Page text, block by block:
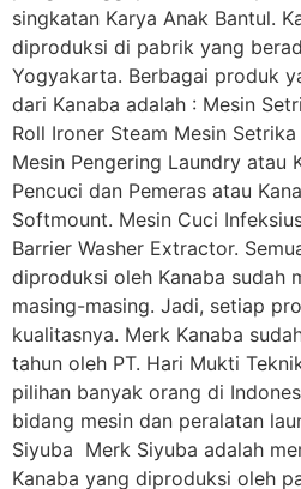
singkatan Karya Anak Bantul.
diproduksi di pabrik yang
Yogyakarta. Berbagai produk
dari Kanaba adalah : Mesin
Roll Ironer Steam Mesin
Mesin Pengering Laundry atau
Pencuci dan Pemeras atau
Softmount. Mesin Cuci
Barrier Washer Extractor.
diproduksi oleh Kanaba sudah
masing-masing. Jadi, setiap
kualitasnya. Merk Kanaba
tahun oleh PT. Hari Mukti
pilihan banyak orang di
bidang mesin dan peralatan
Siyuba Merk Siyuba adalah
Kanaba yang diproduksi oleh